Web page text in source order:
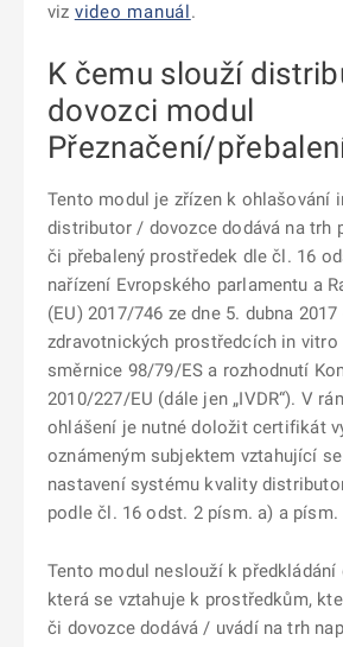
viz video manuál.
K čemu slouží
dovozci modul
Přeznačení/
Tento modul je zřízen k ohlašování
distributor / dovozce dodává na trh
či přebalený prostředek dle čl. 16
nařízení Evropského parlamentu a
(EU) 2017/746 ze dne 5. dubna
zdravotnických prostředcích in vitro
směrnice 98/79/ES a rozhodnutí
2010/227/EU (dále jen „IVDR“). V
ohlášení je nutné doložit certifikát
oznámeným subjektem vztahující
nastavení systému kvality
podle čl. 16 odst. 2 písm. a) a písm.
Tento modul neslouží k předkládání
která se vztahuje k prostředkům,
či dovozce dodává / uvádí na trh